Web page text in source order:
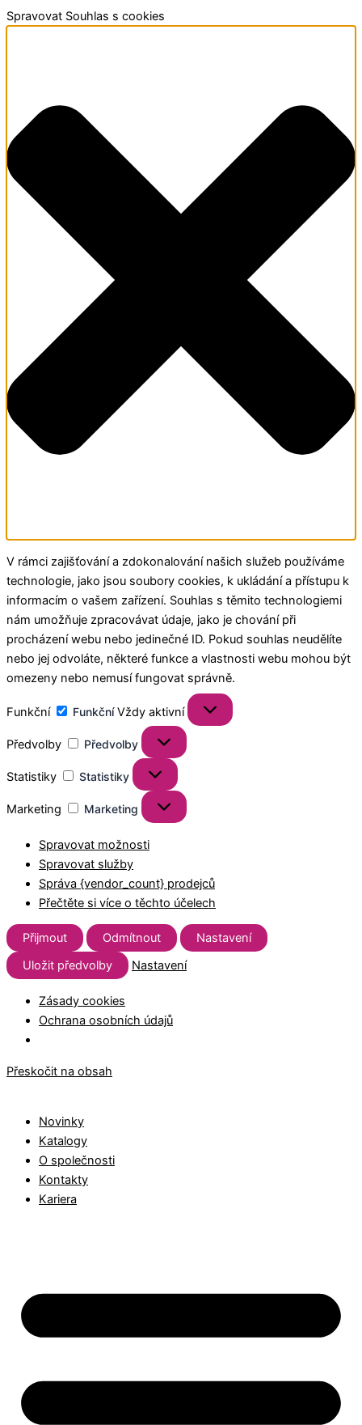
Spravovat Souhlas s cookies
V rámci zajišťování a zdokonalování našich služeb používáme
technologie, jako jsou soubory cookies, k ukládání a přístupu k
informacím o vašem zařízení. Souhlas s těmito technologiemi
nám umožňuje zpracovávat údaje, jako je chování při
procházení webu nebo jedinečné ID. Pokud souhlas neudělíte
nebo jej odvoláte, některé funkce a vlastnosti webu mohou být
omezeny nebo nemusí fungovat správně.
Funkční Funkční Vždy aktivní
Předvolby Předvolby
Statistiky Statistiky
Marketing Marketing
Spravovat možnosti
Spravovat služby
Správa {vendor_count} prodejců
Přečtěte si více o těchto účelech
Přijmout Odmítnout
Nastavení
Uložit předvolby
Nastavení
Zásady cookies
Ochrana osobních údajů
Přeskočit na obsah
Novinky
Katalogy
O společnosti
Kontakty
Kariera